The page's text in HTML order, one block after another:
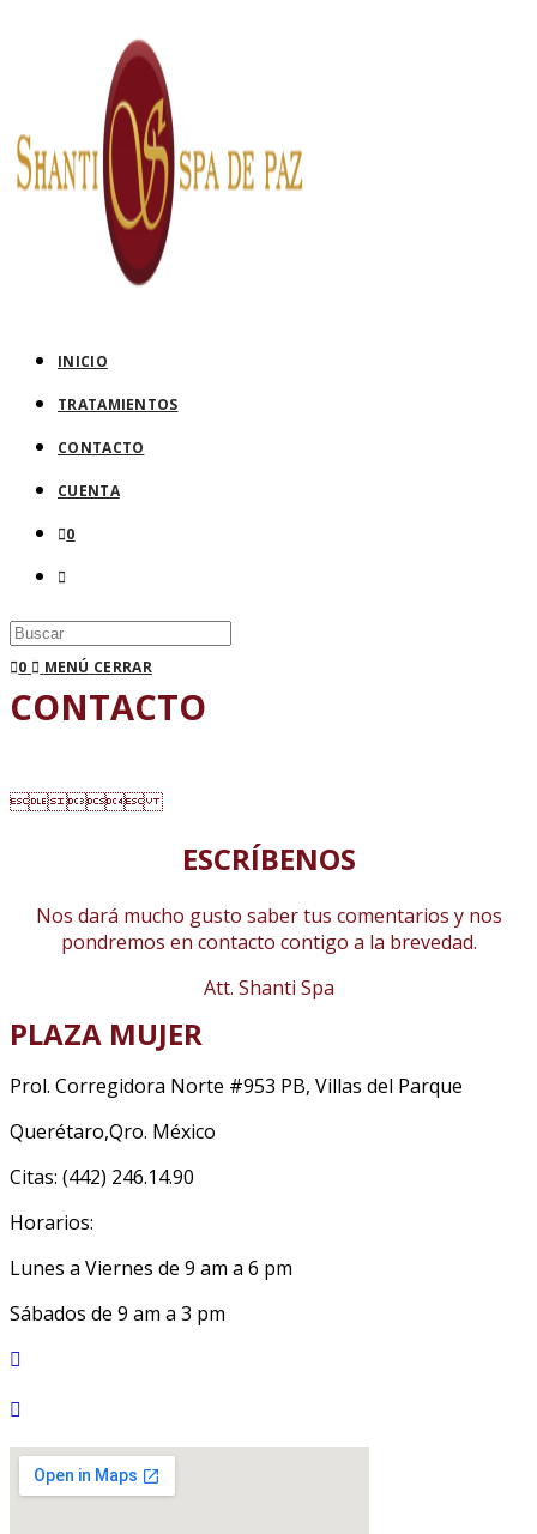
INICIO
TRATAMIENTOS
CONTACTO
CUENTA
0
Buscar
en
esta
web
0 MENÚ CERRAR
CONTACTO

ESCRÍBENOS
Nos dará mucho gusto saber tus comentarios y nos
pondremos en contacto contigo a la brevedad.
Att. Shanti Spa
PLAZA MUJER
Prol. Corregidora Norte #953 PB, Villas del Parque
Querétaro,Qro. México
Citas: (442) 246.14.90
Horarios:
Lunes a Viernes de 9 am a 6 pm
Sábados de 9 am a 3 pm